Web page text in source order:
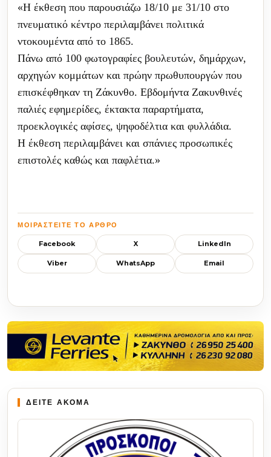
«H έκθεση που παρουσιάζω 18/10 με 31/10 στο
πνευματικό κέντρο περιλαμβάνει πολιτικά
ντοκουμέντα από το 1865.
Πάνω από 100 φωτογραφίες βουλευτών, δημάρχων,
αρχηγών κομμάτων και πρώην πρωθυπουργών που
επισκέφθηκαν τη Ζάκυνθο. Εβδομήντα Ζακυνθινές
παλιές εφημερίδες, έκτακτα παραρτήματα,
προεκλογικές αφίσες, ψηφοδέλτια και φυλλάδια.
Η έκθεση περιλαμβάνει και σπάνιες προσωπικές
επιστολές καθώς και παφλέτια.»
ΜΟΙΡΑΣΤΕΊΤΕ ΤΟ ΆΡΘΡΟ
Facebook X LinkedIn
Viber WhatsApp Email
ΔΕΙΤΕ ΑΚΟΜΑ